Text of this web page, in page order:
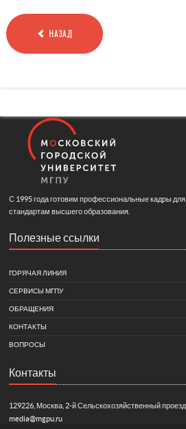
НАЗАД
С 1995 года готовим профессиональные кадры
стандартам высшего образования.
Полезные ссылки
ГОРЯЧАЯ ЛИНИЯ
СЕРВИСЫ МГПУ
ОБРАЩЕНИЯ
КОНТАКТЫ
ВОПРОСЫ
Контакты
129226, Москва, 2-й Сельскохозяйственный
media@mgpu.ru